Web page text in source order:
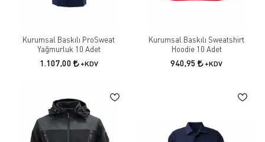
Kurumsal Baskılı ProSweat
Yağmurluk 10 Adet
1.107,00 +KDV
Kurumsal Baskılı Sweatshirt
Hoodie 10 Adet
940,95 +KDV